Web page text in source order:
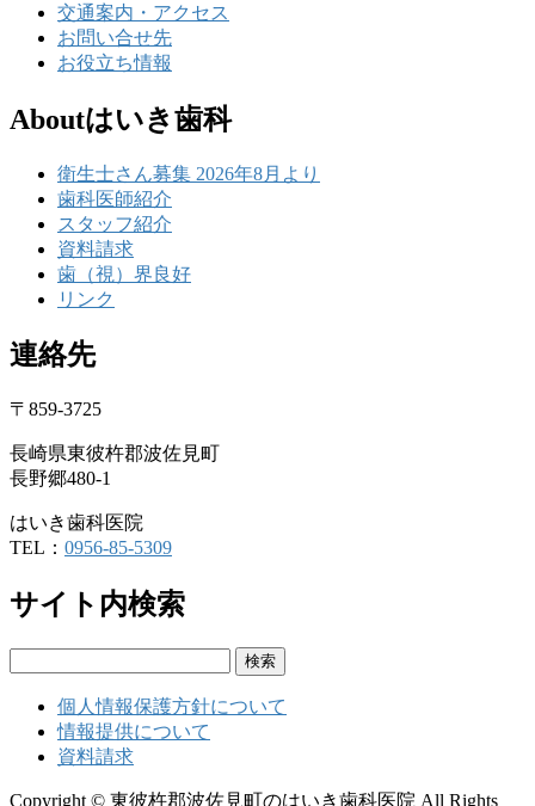
交通案内・アクセス
お問い合せ先
お役立ち情報
Aboutはいき歯科
衛生士さん募集 2026年8月より
歯科医師紹介
スタッフ紹介
資料請求
歯（視）界良好
リンク
連絡先
〒859-3725
長崎県東彼杵郡波佐見町
長野郷480-1
はいき歯科医院
TEL： 0956-85-5309
サイト内検索
個人情報保護方針について
情報提供について
資料請求
Copyright © 東彼杵郡波佐見町のはいき歯科医院 All Rights